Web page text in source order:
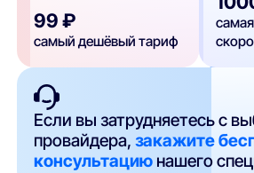
99 ₽
самый дешёвый тариф
Если вы затрудняетесь с
провайдера,закажите
консультацию нашего